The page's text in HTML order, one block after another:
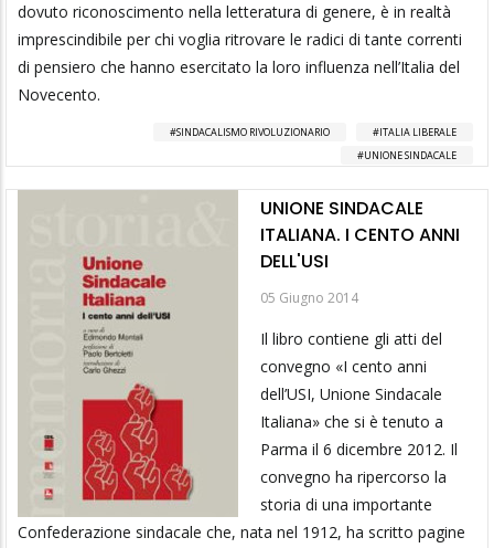
dovuto riconoscimento nella letteratura di genere, è in realtà
imprescindibile per chi voglia ritrovare le radici di tante correnti
di pensiero che hanno esercitato la loro influenza nell’Italia del
Novecento.
SINDACALISMO RIVOLUZIONARIO
ITALIA LIBERALE
UNIONE SINDACALE
UNIONE SINDACALE
ITALIANA. I CENTO ANNI
DELL'USI
05 Giugno 2014
Il libro contiene gli atti del
convegno «I cento anni
dell’USI, Unione Sindacale
Italiana» che si è tenuto a
Parma il 6 dicembre 2012. Il
convegno ha ripercorso la
storia di una importante
Confederazione sindacale che, nata nel 1912, ha scritto pagine